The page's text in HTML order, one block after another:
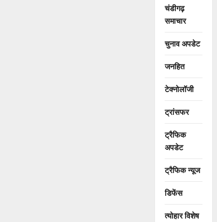
चंडीगढ़
समाचार
चुनाव अपडेट
जनहित
टेक्नोलॉजी
ट्रांसफर
ट्रैफिक
अपडेट
ट्रैफिक न्यूज
डिफेंस
त्योहार विशेष